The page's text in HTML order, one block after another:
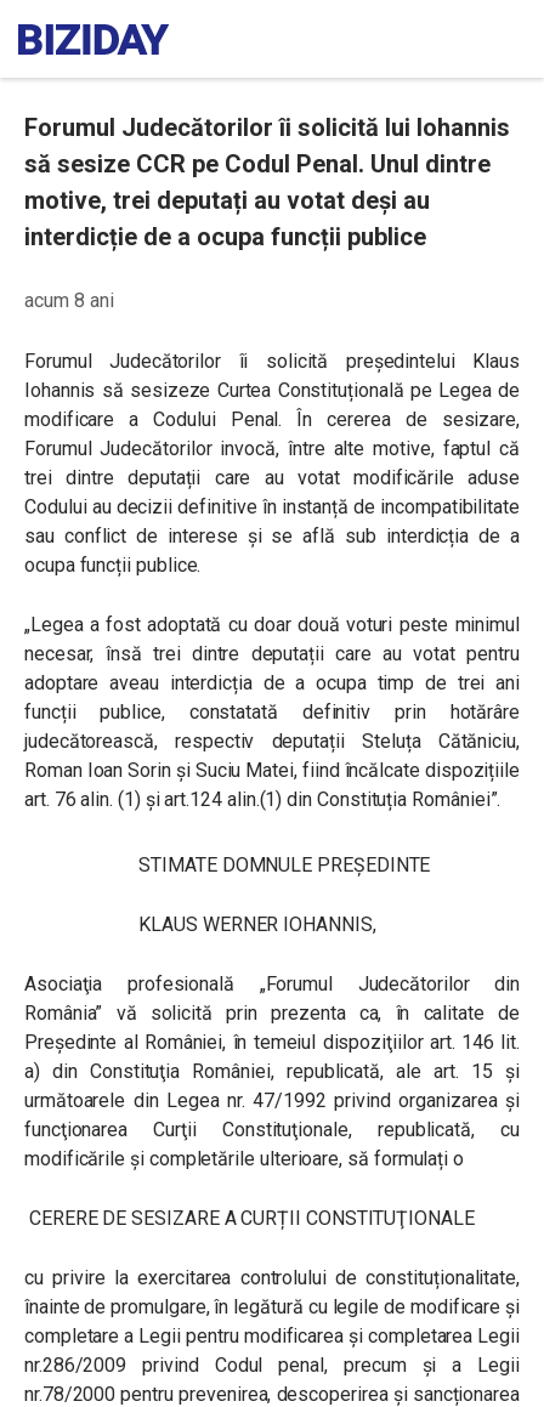
Forumul Judecătorilor îi solicită lui Iohannis
să sesize CCR pe Codul Penal. Unul dintre
motive, trei deputați au votat deși au
interdicție de a ocupa funcții publice
acum 8 ani
Forumul Judecătorilor îi solicită președintelui Klaus
Iohannis să sesizeze Curtea Constituțională pe Legea de
modificare a Codului Penal. În cererea de sesizare,
Forumul Judecătorilor invocă, între alte motive, faptul că
trei dintre deputații care au votat modificările aduse
Codului au decizii definitive în instanță de incompatibilitate
sau conflict de interese și se află sub interdicția de a
ocupa funcții publice.
„Legea a fost adoptată cu doar două voturi peste minimul
necesar, însă trei dintre deputații care au votat pentru
adoptare aveau interdicția de a ocupa timp de trei ani
funcții publice, constatată definitiv prin hotărâre
judecătorească, respectiv deputații Steluța Cătăniciu,
Roman Ioan Sorin și Suciu Matei, fiind încălcate dispozițiile
art. 76 alin. (1) și art.124 alin.(1) din Constituția României”.
STIMATE DOMNULE PREȘEDINTE
KLAUS WERNER IOHANNIS,
Asociaţia profesională „Forumul Judecătorilor din
România” vă solicită prin prezenta ca, în calitate de
Preşedinte al României, în temeiul dispoziţiilor art. 146 lit.
a) din Constituţia României, republicată, ale art. 15 şi
următoarele din Legea nr. 47/1992 privind organizarea şi
funcţionarea Curţii Constituţionale, republicată, cu
modificările şi completările ulterioare, să formulați o
CERERE DE SESIZARE A CURȚII CONSTITUŢIONALE
cu privire la exercitarea controlului de constituționalitate,
înainte de promulgare, în legătură cu legile de modificare și
completare a Legii pentru modificarea și completarea Legii
nr.286/2009 privind Codul penal, precum și a Legii
nr.78/2000 pentru prevenirea, descoperirea și sancționarea